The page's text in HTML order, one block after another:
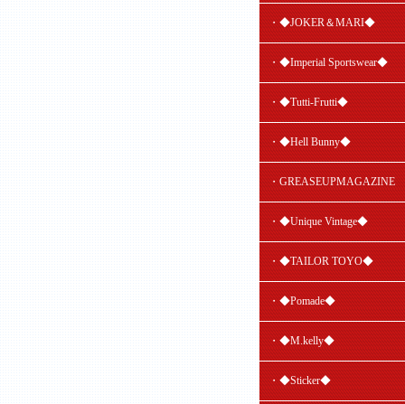
・◆JOKER＆MARI◆
・◆Imperial Sportswear◆
・◆Tutti-Frutti◆
・◆Hell Bunny◆
・GREASEUPMAGAZINE
・◆Unique Vintage◆
・◆TAILOR TOYO◆
・◆Pomade◆
・◆M.kelly◆
・◆Sticker◆